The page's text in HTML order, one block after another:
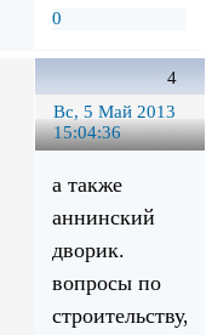
0
4
Вс, 5 Май 2013
15:04:36
а также
аннинский
дворик.
вопросы по
строительству,